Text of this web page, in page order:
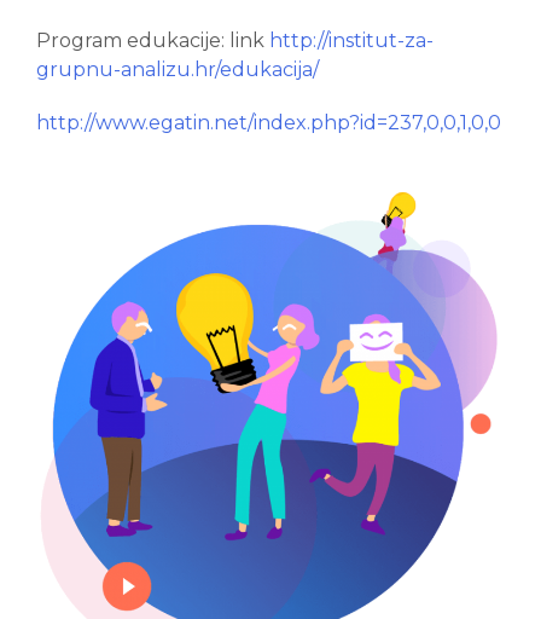
Program edukacije: link http://institut-za-
grupnu-analizu.hr/edukacija/
http://www.egatin.net/index.php?id=237,0,0,1,0,0